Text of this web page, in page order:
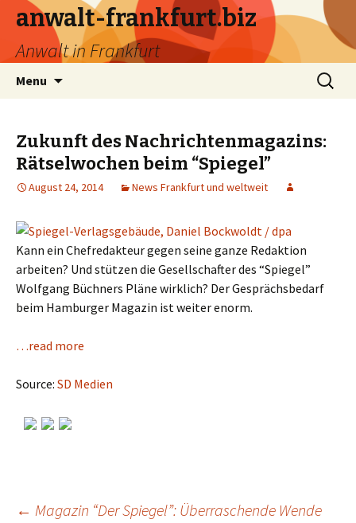
anwalt-frankfurt.biz
Anwalt in Frankfurt
Menu
Search
for:
Zukunft des Nachrichtenmagazins:
Rätselwochen beim “Spiegel”
August 24, 2014 News Frankfurt und weltweit
Kann ein Chefredakteur gegen seine ganze Redaktion
arbeiten? Und stützen die Gesellschafter des “Spiegel”
Wolfgang Büchners Pläne wirklich? Der Gesprächsbedarf
beim Hamburger Magazin ist weiter enorm.
…read more
Source: SD Medien
← Magazin “Der Spiegel”: Überraschende Wende